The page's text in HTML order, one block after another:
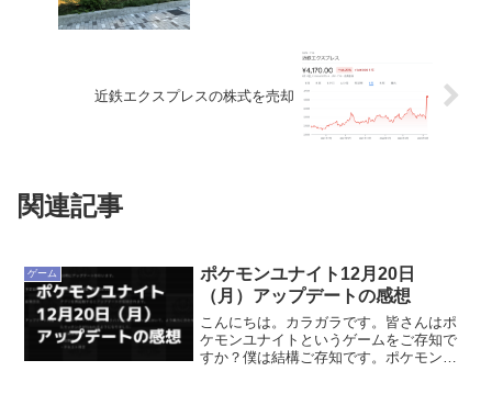
近鉄エクスプレスの株式を売却
関連記事
ゲーム
ポケモンユナイト12月20日
（月）アップデートの感想
こんにちは。カラガラです。皆さんはポ
ケモンユナイトというゲームをご存知で
すか？僕は結構ご存知です。ポケモンユ